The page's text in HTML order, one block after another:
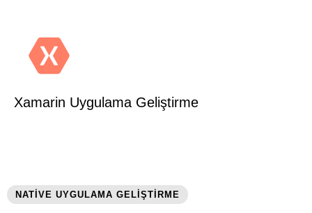
Xamarin Uygulama Geliştirme
NATIVE UYGULAMA GELIŞTIRME